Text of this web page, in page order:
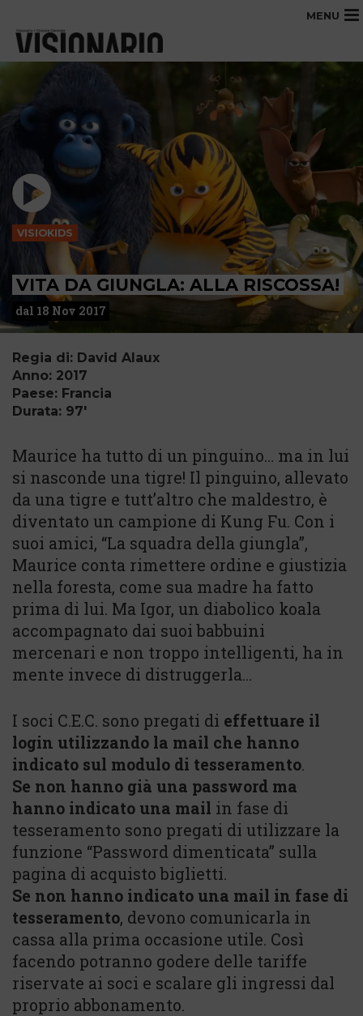
MENU
VISIOKIDS
VITA DA GIUNGLA: ALLA RISCOSSA!
dal 18 Nov 2017
Regia di: David Alaux
Anno: 2017
Paese: Francia
Durata: 97'
Maurice ha tutto di un pinguino… ma in lui
si nasconde una tigre! Il pinguino, allevato
da una tigre e tutt’altro che maldestro, è
diventato un campione di Kung Fu. Con i
suoi amici, “La squadra della giungla”,
Maurice conta rimettere ordine e giustizia
nella foresta, come sua madre ha fatto
prima di lui. Ma Igor, un diabolico koala
accompagnato dai suoi babbuini
mercenari e non troppo intelligenti, ha in
mente invece di distruggerla…
I soci C.E.C. sono pregati di effettuare il
login utilizzando la mail che hanno
indicato sul modulo di tesseramento.
Se non hanno già una password ma
hanno indicato una mail in fase di
tesseramento sono pregati di utilizzare la
funzione “Password dimenticata” sulla
pagina di acquisto biglietti.
Se non hanno indicato una mail in fase di
tesseramento, devono comunicarla in
cassa alla prima occasione utile. Così
facendo potranno godere delle tariffe
riservate ai soci e scalare gli ingressi dal
proprio abbonamento.